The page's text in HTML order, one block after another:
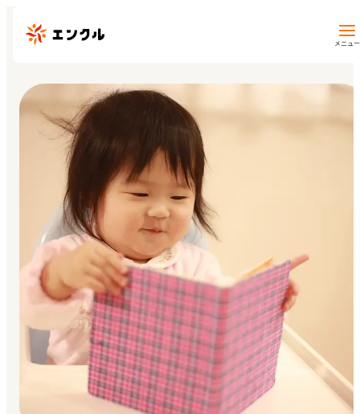
メニュー
保育園・幼稚園を探す
地図から探す
地域から探す
マイページ
閲覧履歴
お気に入り
見学日記